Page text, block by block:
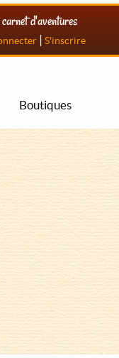
d'aventures
| S'inscrire
Boutiques